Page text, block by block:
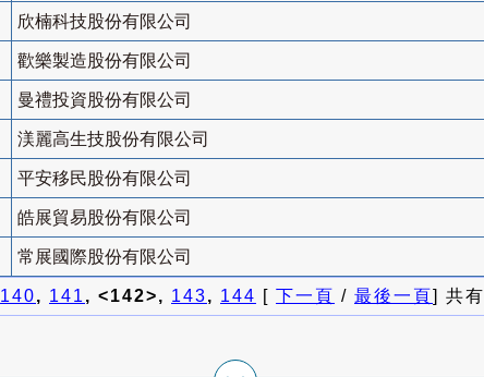
欣楠科技股份有限公司
歡樂製造股份有限公司
曼禮投資股份有限公司
渼麗高生技股份有限公司
平安移民股份有限公司
皓展貿易股份有限公司
常展國際股份有限公司
140, 141, <142>, 143, 144 [ 下一頁 / 最後一頁] 共有